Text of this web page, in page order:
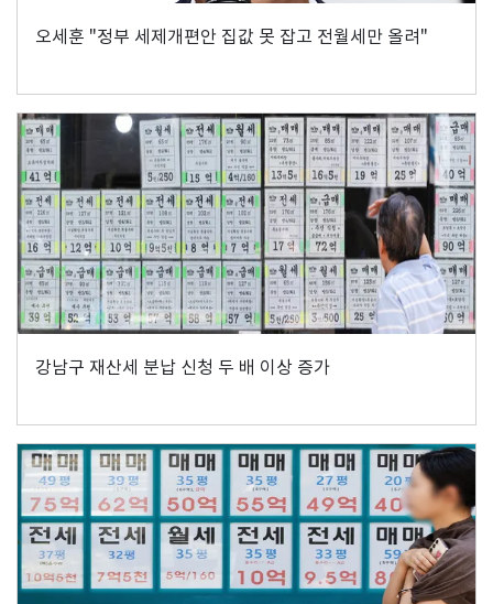
오세훈 "정부 세제개편안 집값 못 잡고 전월세만 올려"
강남구 재산세 분납 신청 두 배 이상 증가